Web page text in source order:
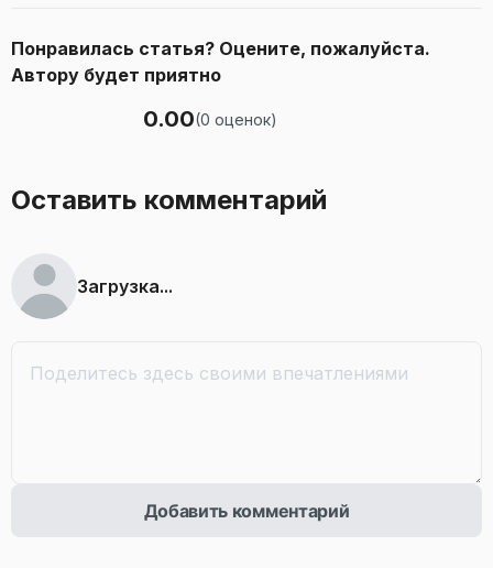
Понравилась статья? Оцените, пожалуйста.
Автору будет приятно
0.00(0 оценок)
Оставить комментарий
Загрузка...
Добавить комментарий